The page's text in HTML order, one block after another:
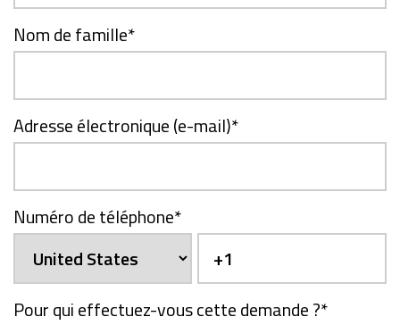
Nom de famille*
Adresse électronique (e-mail)*
Numéro de téléphone*
Pour qui effectuez-vous cette demande ?*